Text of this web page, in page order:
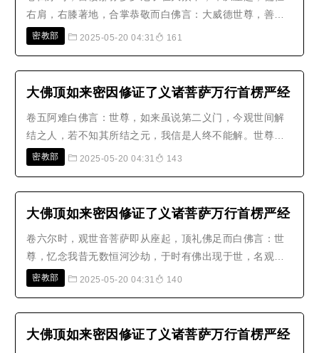
右肩，右膝著地，合掌恭敬而白佛言：大威德世尊，善为
众生敷演如来第一义谛！世尊常推说法人中，我为第一。
竟无疑惑地。世尊，如阿难辈，虽..
密教部 2025-05-20 04:31 161
大佛顶如来密因修证了义诸菩萨万行首楞严经
卷五阿难白佛言：世尊，如来虽说第二义门，今观世间解
结之人，若不知其所结之元，我信是人终不能解。世尊，
我及会中有学声闻亦复如是，从无始际，与诸无明俱灭俱
来苦难众生，得免轮回，不落三有。..
密教部 2025-05-20 04:31 143
大佛顶如来密因修证了义诸菩萨万行首楞严经
卷六尔时，观世音菩萨即从座起，顶礼佛足而白佛言：世
尊，忆念我昔无数恒河沙劫，于时有佛出现于世，名观世
音，我于彼佛发菩提心。彼佛教我，从闻、思、修入三摩
觉极圆；空、所空灭，生灭既灭，寂..
密教部 2025-05-20 04:31 140
大佛顶如来密因修证了义诸菩萨万行首楞严经